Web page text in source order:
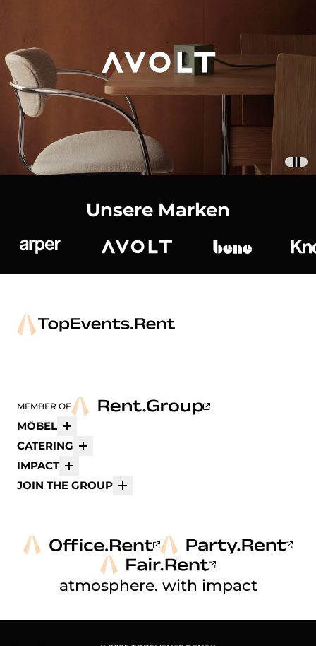
Unsere Marken
MEMBER OF
MÖBEL
CATERING
IMPACT
JOIN THE GROUP
atmosphere. with impact